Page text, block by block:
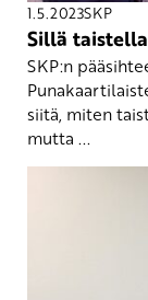
1.5.2023SKP
Sillä
SKP:n
siitä, miten
mutta ...